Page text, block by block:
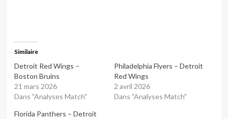
Similaire
Detroit Red Wings –
Boston Bruins
21 mars 2026
Dans "Analyses Match"
Philadelphia Flyers – Detroit
Red Wings
2 avril 2026
Dans "Analyses Match"
Florida Panthers – Detroit